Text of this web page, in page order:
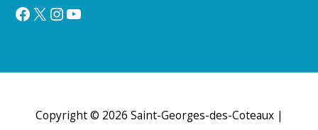
Facebook
X Instagram
YouTube
Copyright © 2026 Saint-Georges-des-Coteaux|